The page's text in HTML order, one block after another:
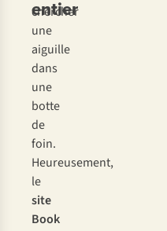
entier
chercher
une
aiguille
dans
une
botte
de
foin.
Heureusement,
le
site
Book